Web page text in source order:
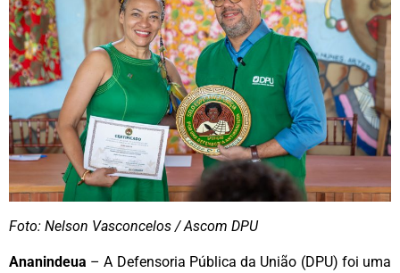
Foto: Nelson Vasconcelos / Ascom DPU
Ananindeua – A Defensoria Pública da União (DPU) foi uma